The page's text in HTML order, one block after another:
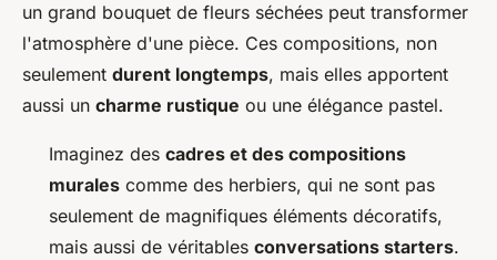
un grand bouquet de fleurs séchées peut transformer
l'atmosphère d'une pièce. Ces compositions, non
seulement durent longtemps, mais elles apportent
aussi un charme rustique ou une élégance pastel.
Imaginez des cadres et des compositions
murales comme des herbiers, qui ne sont pas
seulement de magnifiques éléments décoratifs,
mais aussi de véritables conversations starters.